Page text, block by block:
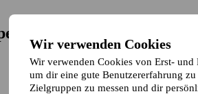
Wir verwenden Cookies
Wir verwenden Cookies von Erst- und
um dir eine gute Benutzererfahrung zu
Zielgruppen zu messen und dir